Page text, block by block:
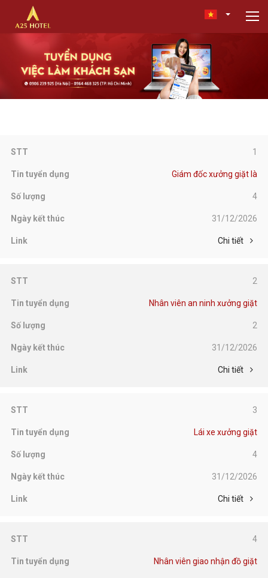
1
Giám đốc xưởng giặt là
4
31/12/2026
Chi tiết
2
Nhân viên an ninh xưởng giặt
2
31/12/2026
Chi tiết
3
Lái xe xưởng giặt
4
31/12/2026
Chi tiết
4
Nhân viên giao nhận đồ giặt